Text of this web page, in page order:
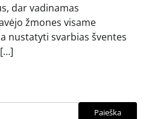
dar vadinamas
žmones visame
nustatyti svarbias šventes
Paieška